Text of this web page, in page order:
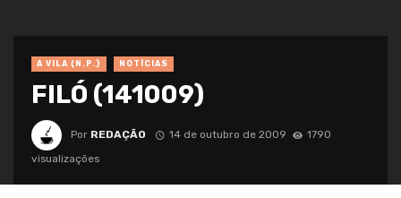
A VILA {N.P.} NOTÍCIAS
FILÓ (141009)
Por REDAÇÃO 14 de outubro de 2009
1790
visualizações